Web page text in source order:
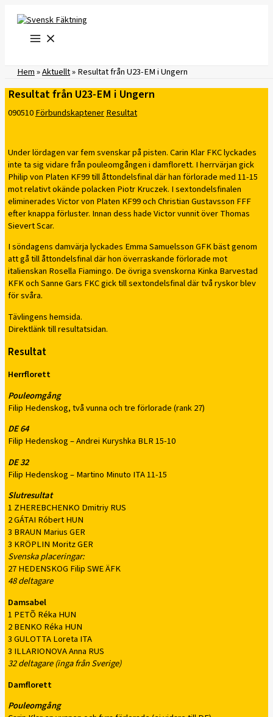
innehåll
Hem»Aktuellt»Resultat från U23-EM i Ungern
Resultat från U23-EM i Ungern
090510FörbundskaptenerResultat
Under lördagen var fem svenskar på pisten. Carin Klar FKC lyckades
inte ta sig vidare från pouleomgången i damflorett. I herrvärjan gick
Philip von Platen KF99 till åttondelsfinal där han förlorade med 11-15
mot relativt okände polacken Piotr Kruczek. I sextondelsfinalen
eliminerades Victor von Platen KF99 och Christian Gustavsson FFF
efter knappa förluster. Innan dess hade Victor vunnit över Thomas
Sievert Scar.
I söndagens damvärja lyckades Emma Samuelsson GFK bäst genom
att gå till åttondelsfinal där hon överraskande förlorade mot
italienskan Rosella Fiamingo. De övriga svenskorna Kinka Barvestad
KFK och Sanne Gars FKC gick till sextondelsfinal där två ryskor blev
för svåra.
Tävlingens hemsida.
Direktlänk till resultatsidan.
Resultat
Herrflorett
Pouleomgång
Filip Hedenskog, två vunna och tre förlorade (rank 27)
DE 64
Filip Hedenskog – Andrei Kuryshka BLR 15-10
DE 32
Filip Hedenskog – Martino Minuto ITA 11-15
Slutresultat
1 ZHEREBCHENKO Dmitriy RUS
2 GÁTAI Róbert HUN
3 BRAUN Marius GER
3 KRÖPLIN Moritz GER
Svenska placeringar:
27 HEDENSKOG Filip SWE ÄFK
48 deltagare
Damsabel
1 PETÕ Réka HUN
2 BENKO Réka HUN
3 GULOTTA Loreta ITA
3 ILLARIONOVA Anna RUS
32 deltagare (inga från Sverige)
Damflorett
Pouleomgång